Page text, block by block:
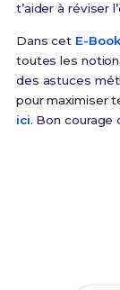
t’aider à réviser
Dans cet E-
toutes les
des astuces
pour maximiser
ici. Bon courage